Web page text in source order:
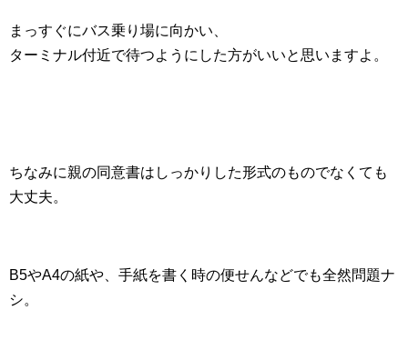
まっすぐにバス乗り場に向かい、
ターミナル付近で待つようにした方がいいと思いますよ。
ちなみに親の同意書はしっかりした形式のものでなくても
大丈夫。
B5やA4の紙や、手紙を書く時の便せんなどでも全然問題ナ
シ。